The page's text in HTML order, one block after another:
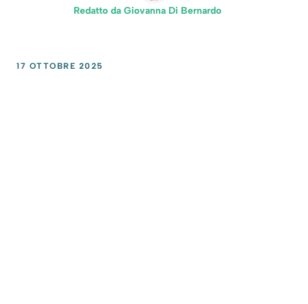
Redatto da Giovanna Di Bernardo
17 OTTOBRE 2025